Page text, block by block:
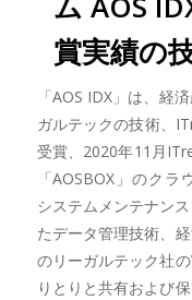
賞実績の
「AOS IDX」は、経
ガルテックの技術、
受賞、2020年11月
「AOSBOX」のク
システムメンテナン
たデータ管理技術、
のリーガルテック社
りとりと共有および